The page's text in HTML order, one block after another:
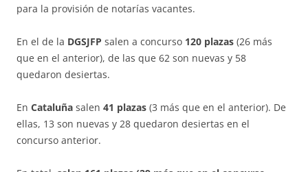
para la provisión de notarías vacantes.
En el de la DGSJFP salen a concurso 120 plazas (26 más
que en el anterior), de las que 62 son nuevas y 58
quedaron desiertas.
En Cataluña salen 41 plazas (3 más que en el anterior). De
ellas, 13 son nuevas y 28 quedaron desiertas en el
concurso anterior.